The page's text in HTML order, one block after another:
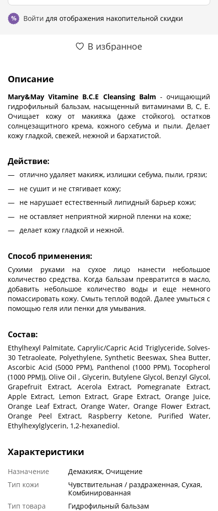
% Войти для отображения накопительной скидки
В избранное
Описание
Mary&May Vitamine B.C.E Cleansing Balm - очищающий
гидрофильный бальзам, насыщенный витаминами B, C, E.
Очищает кожу от макияжа (даже стойкого), остатков
солнцезащитного крема, кожного себума и пыли. Делает
кожу гладкой, свежей, нежной и бархатистой.
Действие:
отлично удаляет макияж, излишки себума, пыли, грязи;
не сушит и не стягивает кожу;
не нарушает естественный липидный барьер кожи;
не оставляет неприятной жирной пленки на коже;
делает кожу гладкой и нежной.
Способ применения:
Сухими руками на сухое лицо нанести небольшое
количество средства. Когда бальзам превратится в масло,
добавить небольшое количество воды и еще немного
помассировать кожу. Смыть теплой водой. Далее умыться с
помощью геля или пенки для умывания.
Состав:
Ethylhexyl Palmitate, Caprylic/Capric Acid Triglyceride, Solves-
30 Tetraoleate, Polyethylene, Synthetic Beeswax, Shea Butter,
Ascorbic Acid (5000 PPM), Panthenol (1000 PPM), Tocopherol
(1000 PPM)), Olive Oil , Glycerin, Butylene Glycol, Benzyl Glycol,
Grapefruit Extract, Acerola Extract, Pomegranate Extract,
Apple Extract, Lemon Extract, Grape Extract, Orange Juice,
Orange Leaf Extract, Orange Water, Orange Flower Extract,
Orange Peel Extract, Raspberry Ketone, Purified Water,
Ethylhexylglycerin, 1,2-hexanediol.
Характеристики
Назначение
Демакияж, Очищение
Тип кожи
Чувствительная / раздраженная, Сухая,
Комбинированная
Тип товара
Гидрофильный бальзам